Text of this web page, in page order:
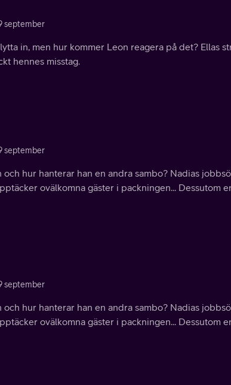
september
in, men hur kommer Leon reagera på det? Ellas
hennes misstag.
september
och hur hanterar han en andra sambo? Nadias
ovälkomna gäster i packningen... Dessutom
september
och hur hanterar han en andra sambo? Nadias
ovälkomna gäster i packningen... Dessutom